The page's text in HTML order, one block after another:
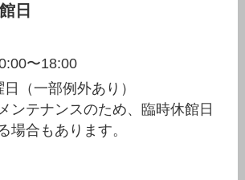
日
〜18:00
日（一部例外あり）
ンテナンスのため、臨時休館日
場合もあります。